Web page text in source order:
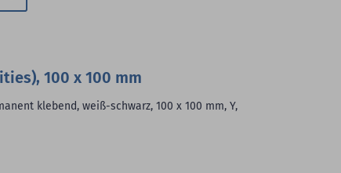
Zum
100 x 100 mm
klebend, weiß-schwarz, 100 x 100 mm, Y,